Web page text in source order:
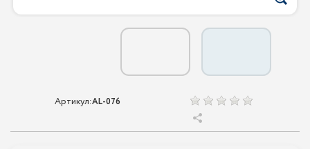
Артикул:AL-076